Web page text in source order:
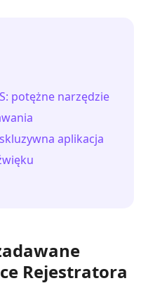
potężne narzędzie
aplikacja
Rejestratora